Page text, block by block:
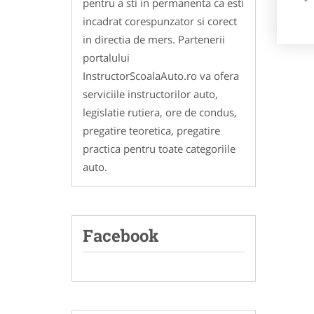
incadrat corespunzator si corect
in directia de mers. Partenerii
portalului
InstructorScoalaAuto.ro va ofera
serviciile instructorilor auto,
legislatie rutiera, ore de condus,
pregatire teoretica, pregatire
practica pentru toate categoriile
auto.
Facebook